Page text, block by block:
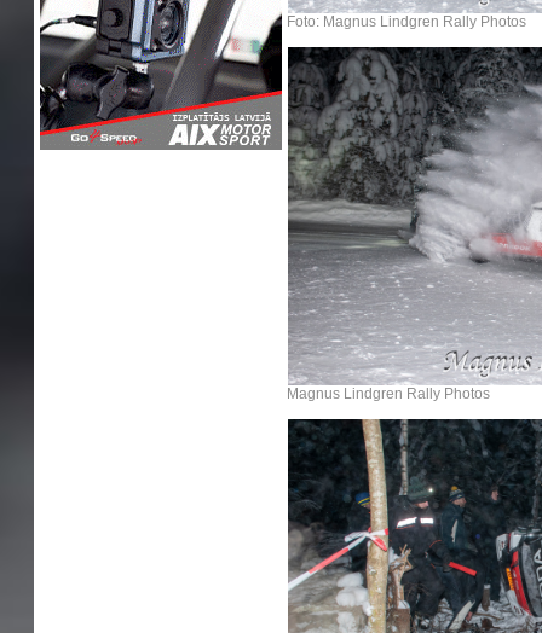
Foto: Magnus Lindgren Rally Photos
Magnus Lindgren Rally Photos